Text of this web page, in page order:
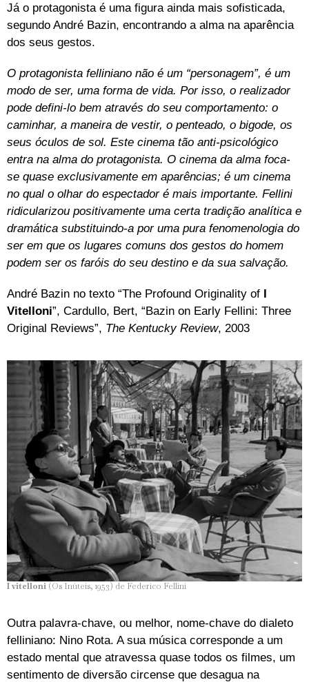
Já o protagonista é uma figura ainda mais sofisticada,
segundo André Bazin, encontrando a alma na aparência
dos seus gestos.
O protagonista felliniano não é um “personagem”, é um
modo de ser, uma forma de vida. Por isso, o realizador
pode defini-lo bem através do seu comportamento: o
caminhar, a maneira de vestir, o penteado, o bigode, os
seus óculos de sol. Este cinema tão anti-psicológico
entra na alma do protagonista. O cinema da alma foca-
se quase exclusivamente em aparências; é um cinema
no qual o olhar do espectador é mais importante. Fellini
ridicularizou positivamente uma certa tradição analítica e
dramática substituindo-a por uma pura fenomenologia do
ser em que os lugares comuns dos gestos do homem
podem ser os faróis do seu destino e da sua salvação.
André Bazin no texto “The Profound Originality of I
Vitelloni”, Cardullo, Bert, “Bazin on Early Fellini: Three
Original Reviews”, The Kentucky Review, 2003
I vitelloni (Os Inúteis, 1953) de Federico Fellini
Outra palavra-chave, ou melhor, nome-chave do dialeto
felliniano: Nino Rota. A sua música corresponde a um
estado mental que atravessa quase todos os filmes, um
sentimento de diversão circense que desagua na